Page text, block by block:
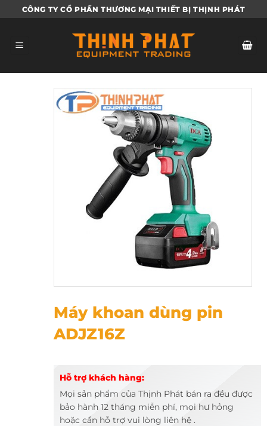
qua
dung
CÔNG TY CỔ PHẦN THƯƠNG MẠI THIẾT BỊ THỊNH PHÁT
Máy khoan dùng pin
ADJZ16Z
Hỗ trợ khách hàng:
Mọi sản phẩm của Thịnh Phát bán ra đều được
bảo hành 12 tháng miễn phí, mọi hư hỏng
hoặc cần hỗ trợ vui lòng liên hệ .